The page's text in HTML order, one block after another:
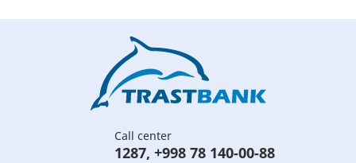
Call center
1287, +998 78 140-00-88